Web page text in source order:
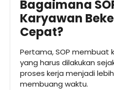
Bagaimana
Karyawan
Cepat?
Pertama, SOP membuat
yang harus dilakukan
proses kerja menjadi
membuang waktu.